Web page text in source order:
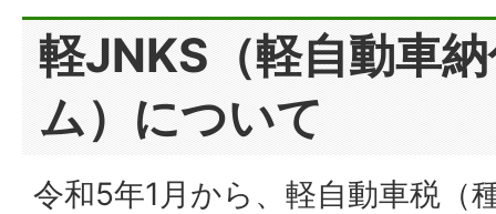
軽JNKS（軽自動車
ム）について
令和5年1月から、軽自動車税（